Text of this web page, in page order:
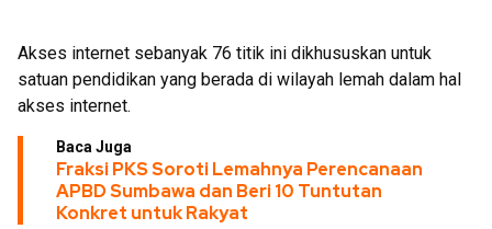
Akses internet sebanyak 76 titik ini dikhususkan untuk
satuan pendidikan yang berada di wilayah lemah dalam hal
akses internet.
Baca Juga
Fraksi PKS Soroti Lemahnya Perencanaan
APBD Sumbawa dan Beri 10 Tuntutan
Konkret untuk Rakyat